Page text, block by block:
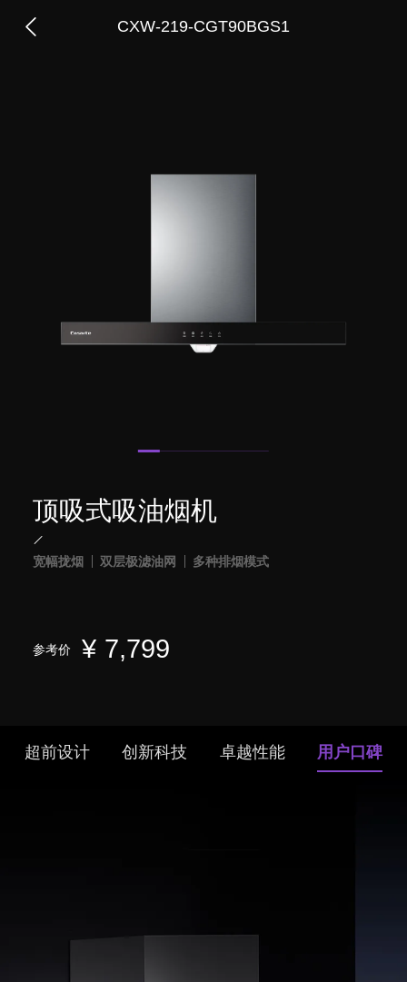
CXW-219-CGT90BGS1
顶吸式吸油烟机
宽幅拢烟 双层极滤油网 多种排烟模式
参考价 ¥ 7,799
超前设计 创新科技 卓越性能 用户口碑